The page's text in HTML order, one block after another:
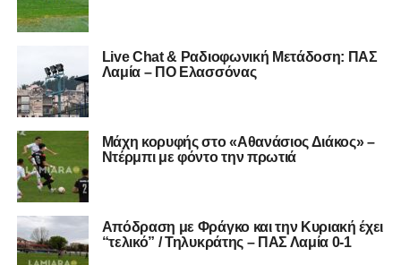
Live Chat & Ραδιοφωνική Μετάδοση: ΠΑΣ
Λαμία – ΠΟ Ελασσόνας
Μάχη κορυφής στο «Αθανάσιος Διάκος» –
Ντέρμπι με φόντο την πρωτιά
Απόδραση με Φράγκο και την Κυριακή έχει
“τελικό” / Τηλυκράτης – ΠΑΣ Λαμία 0-1